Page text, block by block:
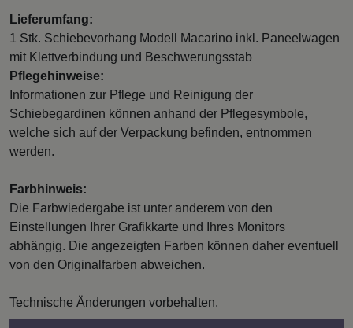
Lieferumfang:
1 Stk. Schiebevorhang Modell Macarino inkl. Paneelwagen
mit Klettverbindung und Beschwerungsstab
Pflegehinweise:
Informationen zur Pflege und Reinigung der
Schiebegardinen können anhand der Pflegesymbole,
welche sich auf der Verpackung befinden, entnommen
werden.
Farbhinweis:
Die Farbwiedergabe ist unter anderem von den
Einstellungen Ihrer Grafikkarte und Ihres Monitors
abhängig. Die angezeigten Farben können daher eventuell
von den Originalfarben abweichen.
Technische Änderungen vorbehalten.